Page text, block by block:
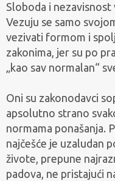
Sloboda i nezavisnost
Vezuju se samo
vezivati formom i
zakonima, jer su po
„kao sav normalan“
Oni su zakonodavci
apsolutno strano
normama ponašanja.
najčešće je uzaludan
živote, prepune
padova, ne pristajući